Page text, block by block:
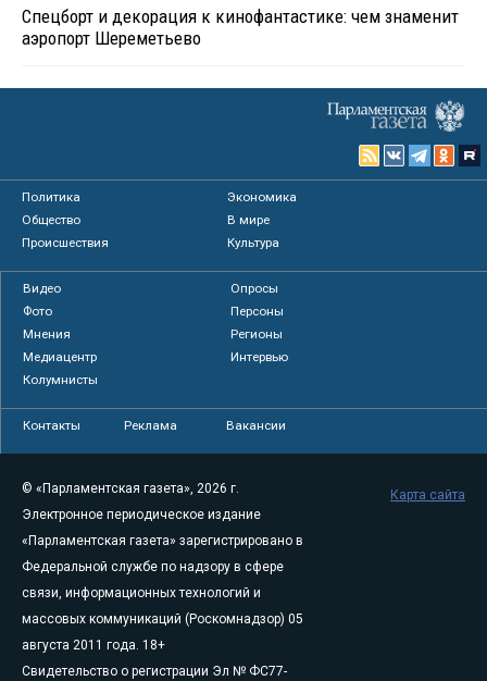
Спецборт и декорация к кинофантастике: чем знаменит
аэропорт Шереметьево
Политика
Экономика
Общество
В мире
Происшествия
Культура
Видео
Опросы
Фото
Персоны
Мнения
Регионы
Медиацентр
Интервью
Колумнисты
Контакты Реклама Вакансии
© «Парламентская газета», 2026 г.
Электронное периодическое издание
«Парламентская газета» зарегистрировано в
Федеральной службе по надзору в сфере
связи, информационных технологий и
массовых коммуникаций (Роскомнадзор) 05
августа 2011 года. 18+
Свидетельство о регистрации Эл № ФС77-
Карта сайта